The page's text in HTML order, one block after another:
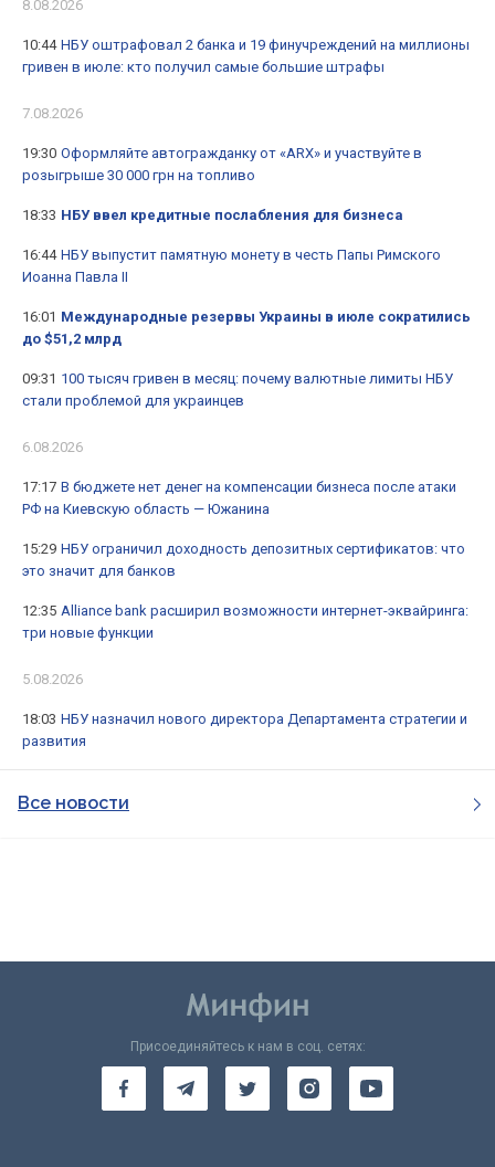
8.08.2026
10:44 НБУ оштрафовал 2 банка и 19 финучреждений на миллионы
гривен в июле: кто получил самые большие штрафы
7.08.2026
19:30 Оформляйте автогражданку от «ARX» и участвуйте в
розыгрыше 30 000 грн на топливо
18:33 НБУ ввел кредитные послабления для бизнеса
16:44 НБУ выпустит памятную монету в честь Папы Римского
Иоанна Павла II
16:01 Международные резервы Украины в июле сократились
до $51,2 млрд
09:31 100 тысяч гривен в месяц: почему валютные лимиты НБУ
стали проблемой для украинцев
6.08.2026
17:17 В бюджете нет денег на компенсации бизнеса после атаки
РФ на Киевскую область — Южанина
15:29 НБУ ограничил доходность депозитных сертификатов: что
это значит для банков
12:35 Alliance bank расширил возможности интернет-эквайринга:
три новые функции
5.08.2026
18:03 НБУ назначил нового директора Департамента стратегии и
развития
Все новости
Присоединяйтесь к нам в соц. сетях: